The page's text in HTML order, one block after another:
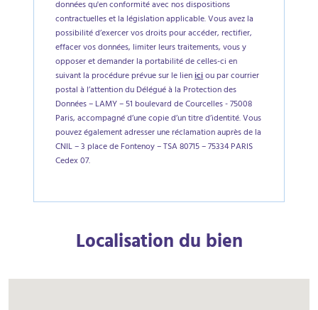
données qu'en conformité avec nos dispositions
contractuelles et la législation applicable. Vous avez la
possibilité d’exercer vos droits pour accéder, rectifier,
effacer vos données, limiter leurs traitements, vous y
opposer et demander la portabilité de celles-ci en
suivant la procédure prévue sur le lieniciou par courrier
postal à l’attention du Délégué à la Protection des
Données – LAMY – 51 boulevard de Courcelles - 75008
Paris, accompagné d’une copie d’un titre d’identité. Vous
pouvez également adresser une réclamation auprès de la
CNIL – 3 place de Fontenoy – TSA 80715 – 75334 PARIS
Cedex 07.
Localisation du bien